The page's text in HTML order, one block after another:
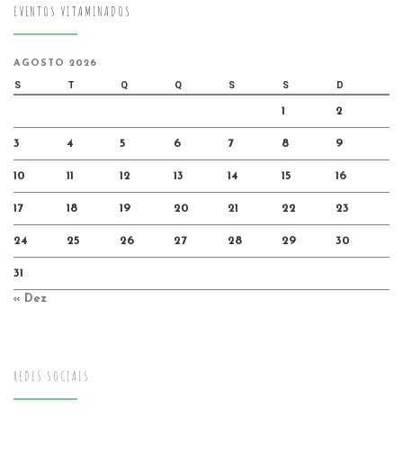
EVENTOS VITAMINADOS
AGOSTO 2026
S T Q Q S S D
1 2
3 4 5 6 7 8 9
10 11 12 13 14 15 16
17 18 19 20 21 22 23
24 25 26 27 28 29 30
31
« Dez
REDES SOCIAIS